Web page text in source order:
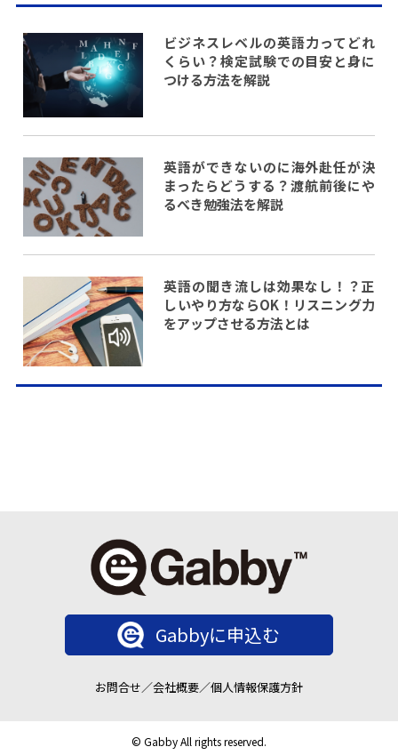
ビジネスレベルの英語力ってどれ
くらい？検定試験での目安と身に
つける方法を解説
英語ができないのに海外赴任が決
まったらどうする？渡航前後にや
るべき勉強法を解説
英語の聞き流しは効果なし！？正
しいやり方ならOK！リスニング力
をアップさせる方法とは
Gabbyに申込む
お問合せ／会社概要／個人情報保護方針
© Gabby All rights reserved.